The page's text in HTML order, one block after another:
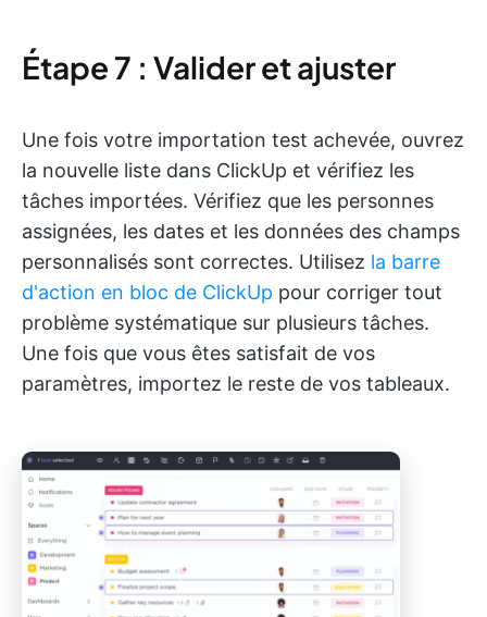
Étape 7 : Valider et ajuster
Une fois votre importation test achevée, ouvrez
la nouvelle liste dans ClickUp et vérifiez les
tâches importées. Vérifiez que les personnes
assignées, les dates et les données des champs
personnalisés sont correctes. Utilisez la barre
d'action en bloc de ClickUp pour corriger tout
problème systématique sur plusieurs tâches.
Une fois que vous êtes satisfait de vos
paramètres, importez le reste de vos tableaux.